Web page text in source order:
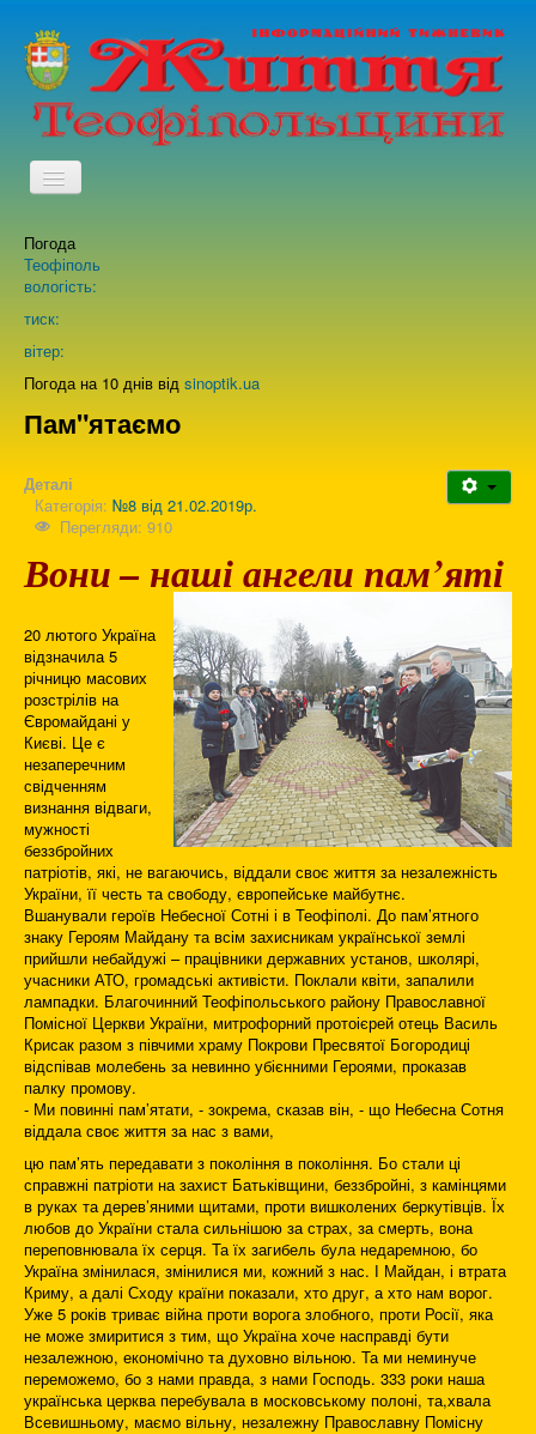
TPL_PROTOSTAR_TOGGLE_MENU
Про нас
Погода
Теофіполь
вологість:
тиск:
вітер:
Погода на 10 днів від sinoptik.ua
Пам"ятаємо
Деталі
Категорія: №8 від 21.02.2019р.
Перегляди: 910
Вони – наші ангели пам’яті
20 лютого Україна
відзначила 5
річницю масових
розстрілів на
Євромайдані у
Києві. Це є
незаперечним
свідченням
визнання відваги,
мужності
беззбройних
патріотів, які, не вагаючись, віддали своє життя за незалежність
України, її честь та свободу, європейське майбутнє.
Вшанували героїв Небесної Сотні і в Теофіполі. До пам’ятного
знаку Героям Майдану та всім захисникам української землі
прийшли небайдужі – працівники державних установ, школярі,
учасники АТО, громадські активісти. Поклали квіти, запалили
лампадки. Благочинний Теофіпольського району Православної
Помісної Церкви України, митрофорний протоієрей отець Василь
Крисак разом з півчими храму Покрови Пресвятої Богородиці
відспівав молебень за невинно убієнними Героями, проказав
палку промову.
- Ми повинні пам’ятати, - зокрема, сказав він, - що Небесна Сотня
віддала своє життя за нас з вами,
цю пам’ять передавати з покоління в покоління. Бо стали ці
справжні патріоти на захист Батьківщини, беззбройні, з камінцями
в руках та дерев’яними щитами, проти вишколених беркутівців. Їх
любов до України стала сильнішою за страх, за смерть, вона
переповнювала їх серця. Та їх загибель була недаремною, бо
Україна змінилася, змінилися ми, кожний з нас. І Майдан, і втрата
Криму, а далі Сходу країни показали, хто друг, а хто нам ворог.
Уже 5 років триває війна проти ворога злобного, проти Росії, яка
не може змиритися з тим, що Україна хоче насправді бути
незалежною, економічно та духовно вільною. Та ми неминуче
переможемо, бо з нами правда, з нами Господь. 333 роки наша
українська церква перебувала в московському полоні, та,хвала
Всевишньому, маємо вільну, незалежну Православну Помісну